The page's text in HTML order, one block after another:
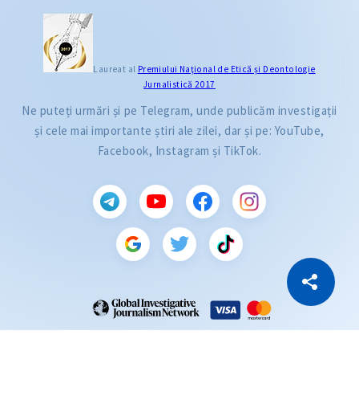
Copiază Link
Laureat al Premiului Naţional de Etică și Deontologie
Jurnalistică 2017
Ne puteți urmări și pe Telegram, unde publicăm investigații
și cele mai importante știri ale zilei, dar și pe: YouTube,
Facebook, Instagram și TikTok.